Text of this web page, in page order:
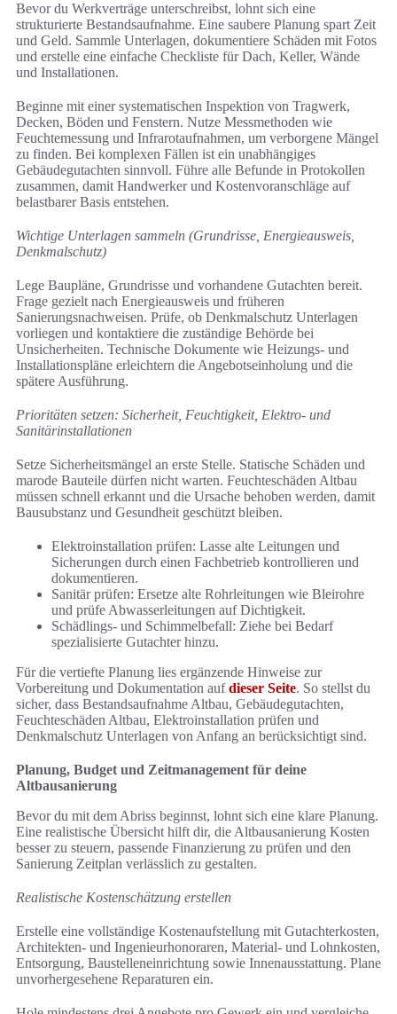
Bevor du Werkverträge unterschreibst, lohnt sich eine
strukturierte Bestandsaufnahme. Eine saubere Planung spart Zeit
und Geld. Sammle Unterlagen, dokumentiere Schäden mit Fotos
und erstelle eine einfache Checkliste für Dach, Keller, Wände
und Installationen.
Beginne mit einer systematischen Inspektion von Tragwerk,
Decken, Böden und Fenstern. Nutze Messmethoden wie
Feuchtemessung und Infrarotaufnahmen, um verborgene Mängel
zu finden. Bei komplexen Fällen ist ein unabhängiges
Gebäudegutachten sinnvoll. Führe alle Befunde in Protokollen
zusammen, damit Handwerker und Kostenvoranschläge auf
belastbarer Basis entstehen.
Wichtige Unterlagen sammeln (Grundrisse, Energieausweis,
Denkmalschutz)
Lege Baupläne, Grundrisse und vorhandene Gutachten bereit.
Frage gezielt nach Energieausweis und früheren
Sanierungsnachweisen. Prüfe, ob Denkmalschutz Unterlagen
vorliegen und kontaktiere die zuständige Behörde bei
Unsicherheiten. Technische Dokumente wie Heizungs- und
Installationspläne erleichtern die Angebotseinholung und die
spätere Ausführung.
Prioritäten setzen: Sicherheit, Feuchtigkeit, Elektro- und
Sanitärinstallationen
Setze Sicherheitsmängel an erste Stelle. Statische Schäden und
marode Bauteile dürfen nicht warten. Feuchteschäden Altbau
müssen schnell erkannt und die Ursache behoben werden, damit
Bausubstanz und Gesundheit geschützt bleiben.
Elektroinstallation prüfen: Lasse alte Leitungen und
Sicherungen durch einen Fachbetrieb kontrollieren und
dokumentieren.
Sanitär prüfen: Ersetze alte Rohrleitungen wie Bleirohre
und prüfe Abwasserleitungen auf Dichtigkeit.
Schädlings- und Schimmelbefall: Ziehe bei Bedarf
spezialisierte Gutachter hinzu.
Für die vertiefte Planung lies ergänzende Hinweise zur
Vorbereitung und Dokumentation aufdieser Seite. So stellst du
sicher, dass Bestandsaufnahme Altbau, Gebäudegutachten,
Feuchteschäden Altbau, Elektroinstallation prüfen und
Denkmalschutz Unterlagen von Anfang an berücksichtigt sind.
Planung, Budget und Zeitmanagement für deine
Altbausanierung
Bevor du mit dem Abriss beginnst, lohnt sich eine klare Planung.
Eine realistische Übersicht hilft dir, die Altbausanierung Kosten
besser zu steuern, passende Finanzierung zu prüfen und den
Sanierung Zeitplan verlässlich zu gestalten.
Realistische Kostenschätzung erstellen
Erstelle eine vollständige Kostenaufstellung mit Gutachterkosten,
Architekten- und Ingenieurhonoraren, Material- und Lohnkosten,
Entsorgung, Baustelleneinrichtung sowie Innenausstattung. Plane
unvorhergesehene Reparaturen ein.